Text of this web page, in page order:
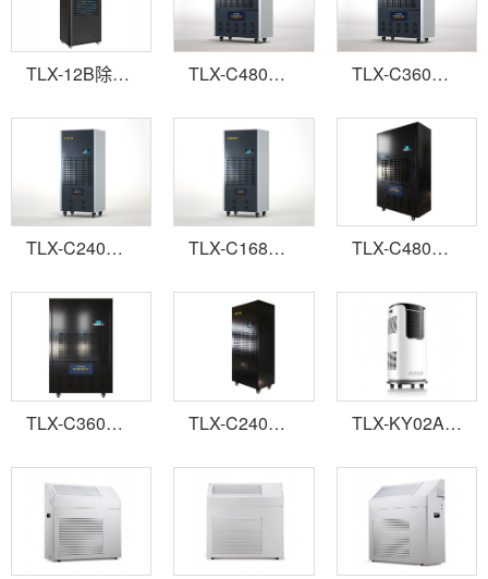
TLX-12B除濕加濕一體機 TLX-C480高配置工業(yè)除濕機 TLX-C360高配置工業(yè)除濕機
TLX-C240高配置工業(yè)除濕機 TLX-C168高配置工業(yè)除濕機 TLX-C480防爆除濕機
TLX-C360防爆除濕機 TLX-C240防爆除濕機 TLX-KY02A系列移動(dòng)空調